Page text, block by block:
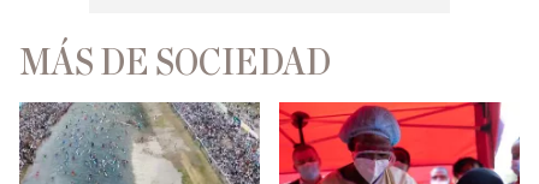
MÁS DE SOCIEDAD